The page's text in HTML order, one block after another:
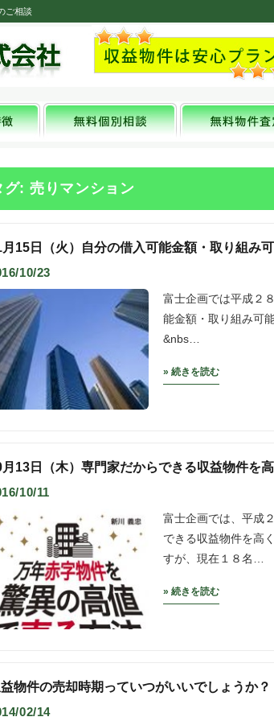
ご相談
グ: 売りマンション
15日（火）自分の借入可能金額・取り組み
10/23
富士企画では平成２
能金額・取り組み可
&nbs…
» 続きを読む
13日（木）専門家だからできる収益物件を
10/11
富士企画では、平成
できる収益物件を高
すが、現在１８名…
» 続きを読む
物件の売却時期っていつがいいでしょうか？
02/14